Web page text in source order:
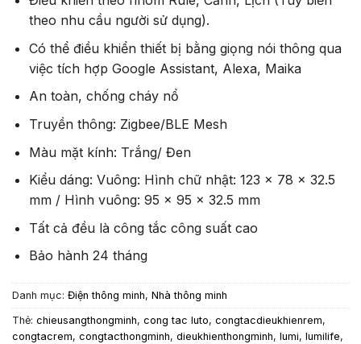
theo nhu cầu người sử dụng).
Có thể điều khiển thiết bị bằng giọng nói thông qua
việc tích hợp Google Assistant, Alexa, Maika
An toàn, chống cháy nổ
Truyền thông: Zigbee/BLE Mesh
Màu mặt kính: Trắng/ Đen
Kiểu dáng: Vuông: Hình chữ nhật: 123 x 78 x 32.5
mm / Hình vuông: 95 x 95 x 32.5 mm
Tất cả đều là công tắc công suất cao
Bảo hành 24 tháng
Danh mục: Điện thông minh, Nhà thông minh
Thẻ: chieusangthongminh, cong tac luto, congtacdieukhienrem,
congtacrem, congtacthongminh, dieukhienthongminh, lumi, lumilife,